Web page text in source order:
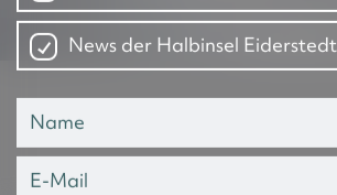
News der Halbinsel Eiderstedt